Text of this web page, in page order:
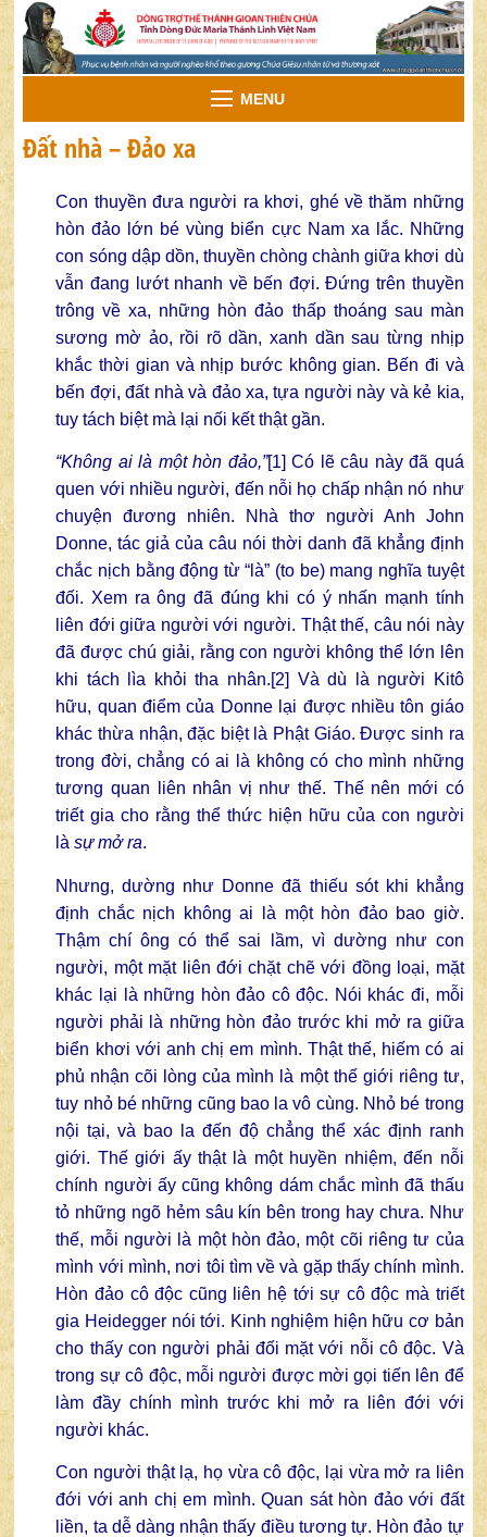
MENU
Đất nhà – Đảo xa
Con thuyền đưa người ra khơi, ghé về thăm những
hòn đảo lớn bé vùng biển cực Nam xa lắc. Những
con sóng dập dồn, thuyền chòng chành giữa khơi dù
vẫn đang lướt nhanh về bến đợi. Đứng trên thuyền
trông về xa, những hòn đảo thấp thoáng sau màn
sương mờ ảo, rồi rõ dần, xanh dần sau từng nhịp
khắc thời gian và nhịp bước không gian. Bến đi và
bến đợi, đất nhà và đảo xa, tựa người này và kẻ kia,
tuy tách biệt mà lại nối kết thật gần.
“Không ai là một hòn đảo,”[1] Có lẽ câu này đã quá
quen với nhiều người, đến nỗi họ chấp nhận nó như
chuyện đương nhiên. Nhà thơ người Anh John
Donne, tác giả của câu nói thời danh đã khẳng định
chắc nịch bằng động từ “là” (to be) mang nghĩa tuyệt
đối. Xem ra ông đã đúng khi có ý nhấn mạnh tính
liên đới giữa người với người. Thật thế, câu nói này
đã được chú giải, rằng con người không thể lớn lên
khi tách lìa khỏi tha nhân.[2] Và dù là người Kitô
hữu, quan điểm của Donne lại được nhiều tôn giáo
khác thừa nhận, đặc biệt là Phật Giáo. Được sinh ra
trong đời, chẳng có ai là không có cho mình những
tương quan liên nhân vị như thế. Thế nên mới có
triết gia cho rằng thể thức hiện hữu của con người
làsự mở ra.
Nhưng, dường như Donne đã thiếu sót khi khẳng
định chắc nịch không ai là một hòn đảo bao giờ.
Thậm chí ông có thể sai lầm, vì dường như con
người, một mặt liên đới chặt chẽ với đồng loại, mặt
khác lại là những hòn đảo cô độc. Nói khác đi, mỗi
người phải là những hòn đảo trước khi mở ra giữa
biển khơi với anh chị em mình. Thật thế, hiếm có ai
phủ nhận cõi lòng của mình là một thế giới riêng tư,
tuy nhỏ bé những cũng bao la vô cùng. Nhỏ bé trong
nội tại, và bao la đến độ chẳng thể xác định ranh
giới. Thế giới ấy thật là một huyền nhiệm, đến nỗi
chính người ấy cũng không dám chắc mình đã thấu
tỏ những ngõ hẻm sâu kín bên trong hay chưa. Như
thế, mỗi người là một hòn đảo, một cõi riêng tư của
mình với mình, nơi tôi tìm về và gặp thấy chính mình.
Hòn đảo cô độc cũng liên hệ tới sự cô độc mà triết
gia Heidegger nói tới. Kinh nghiệm hiện hữu cơ bản
cho thấy con người phải đối mặt với nỗi cô độc. Và
trong sự cô độc, mỗi người được mời gọi tiến lên để
làm đầy chính mình trước khi mở ra liên đới với
người khác.
Con người thật lạ, họ vừa cô độc, lại vừa mở ra liên
đới với anh chị em mình. Quan sát hòn đảo với đất
liền, ta dễ dàng nhận thấy điều tương tự. Hòn đảo tự